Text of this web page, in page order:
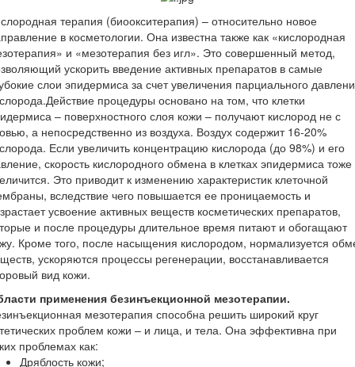
терапия (биоокситерапия) – относительно новое
в косметологии. Она известна также как «кислородная
и «мезотерапия без игл». Это совершенный метод,
ускорить введение активных препаратов в самые
слои эпидермиса за счет увеличения парциального
процедуры основано на том, что клетки
– поверхностного слоя кожи – получают кислород не с
а непосредственно из воздуха. Воздух содержит 16-20%
Если увеличить концентрацию кислорода (до 98%) и его
скорость кислородного обмена в клетках эпидермиса тоже
Это приводит к изменению характеристик клеточной
вследствие чего повышается ее проницаемость и
усвоение активных веществ косметических препаратов,
и после процедуры длительное время питают и обогащают
Кроме того, после насыщения кислородом, нормализуется
ускоряются процессы регенерации, восстанавливается
вид кожи.
применения безинъекционной мезотерапии.
мезотерапия способна решить широкий круг
проблем кожи – и лица, и тела. Она эффективна при
проблемах как:
Дряблость кожи;